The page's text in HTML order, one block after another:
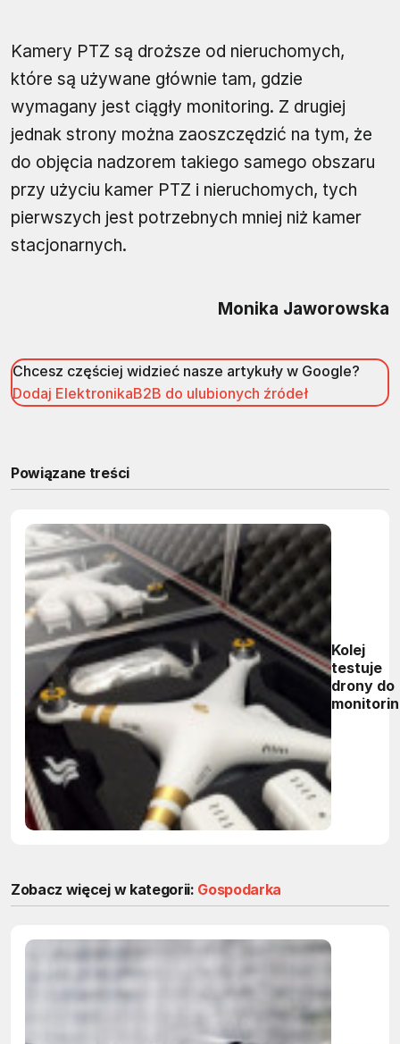
Kamery PTZ są droższe od nieruchomych,
które są używane głównie tam, gdzie
wymagany jest ciągły monitoring. Z drugiej
jednak strony można zaoszczędzić na tym, że
do objęcia nadzorem takiego samego obszaru
przy użyciu kamer PTZ i nieruchomych, tych
pierwszych jest potrzebnych mniej niż kamer
stacjonarnych.
Monika Jaworowska
Chcesz częściej widzieć nasze artykuły w Google?
Dodaj ElektronikaB2B do ulubionych źródeł
Powiązane treści
Kolej
testuje
drony do
Zobacz więcej w kategorii: Gospodarka